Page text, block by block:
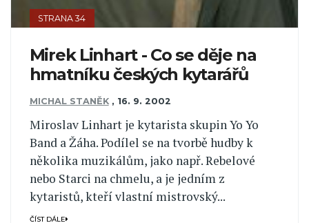
STRANA 34
Mirek Linhart - Co se děje na
hmatníku českých kytarářů
MICHAL STANĚK , 16. 9. 2002
Miroslav Linhart je kytarista skupin Yo Yo
Band a Žáha. Podílel se na tvorbě hudby k
několika muzikálům, jako např. Rebelové
nebo Starci na chmelu, a je jedním z
kytaristů, kteří vlastní mistrovský...
ČÍST DÁLE